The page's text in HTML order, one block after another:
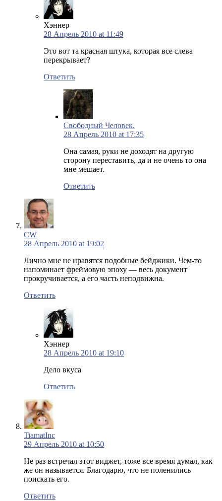
Хэннер
28 Апрель 2010 at 11:49
Это вот та красная штука, которая все слева
перекрывает?
Ответить
Свободный Человек.
28 Апрель 2010 at 17:35
Она самая, руки не доходят на другую
сторону переставить, да и не очень то она
мне мешает.
Ответить
CW
28 Апрель 2010 at 19:02
Лично мне не нравятся подобные бейджики. Чем-то
напоминает фреймовую эпоху — весь документ
прокручивается, а его часть неподвижна.
Ответить
Хэннер
28 Апрель 2010 at 19:10
Дело вкуса
Ответить
TiamatInc
29 Апрель 2010 at 10:50
Не раз встречал этот виджет, тоже все время думал, как
же он называется. Благодарю, что не поленились
поискать его.
Ответить